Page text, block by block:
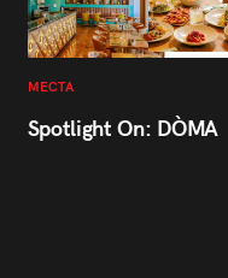
МЕСТА
Spotlight On: DÒMA